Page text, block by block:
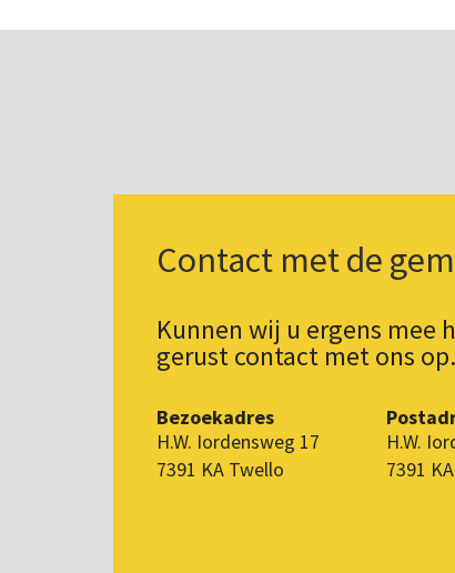
Contact met de
Kunnen wij u ergens mee
gerust contact met ons op.
Bezoekadres
H.W. Iordensweg 17
7391 KA Twello
H.W.
7391